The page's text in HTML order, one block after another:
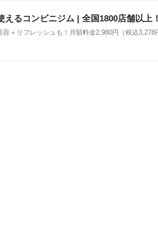
るコンビニジム | 全国1800店舗以上！